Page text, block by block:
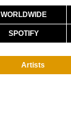
WORLDWIDE
SPOTIFY
Artists